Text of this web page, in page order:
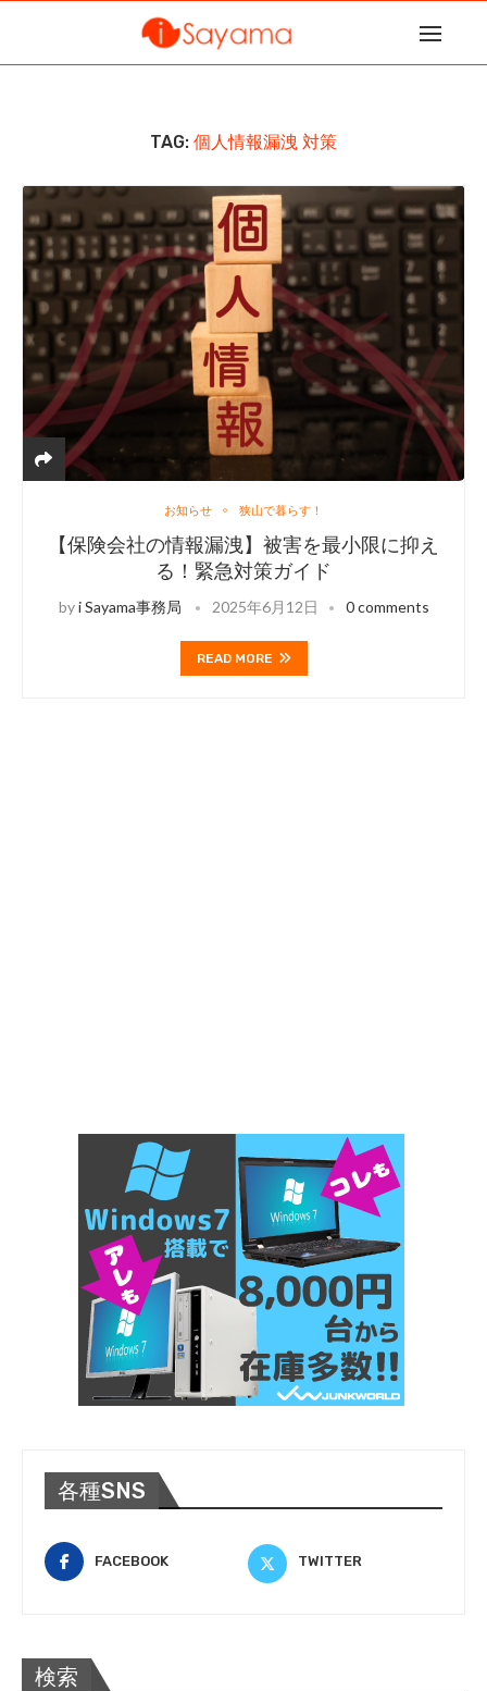
TAG: 個人情報漏洩 対策
お知らせ 狭山で暮らす！
【保険会社の情報漏洩】被害を最小限に抑え
る！緊急対策ガイド
byi Sayama事務局 2025年6月12日 0 comments
READ MORE
各種SNS
FACEBOOK TWITTER
検索